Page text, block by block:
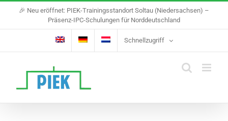
content
🎉 Neu eröffnet: PIEK-Trainingsstandort Soltau (Niedersachsen) –
Präsenz-IPC-Schulungen für Norddeutschland
Schnellzugriff